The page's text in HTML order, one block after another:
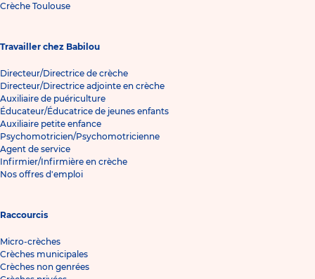
Crèche Toulouse
Travailler chez Babilou
Directeur/Directrice de crèche
Directeur/Directrice adjointe en crèche
Auxiliaire de puériculture
Éducateur/Éducatrice de jeunes enfants
Auxiliaire petite enfance
Psychomotricien/Psychomotricienne
Agent de service
Infirmier/Infirmière en crèche
Nos offres d'emploi
Raccourcis
Micro-crèches
Crèches municipales
Crèches non genrées